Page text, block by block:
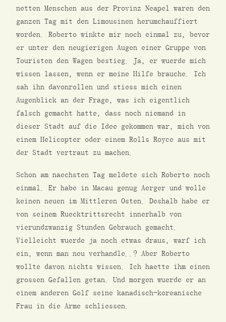
netten Menschen aus der Provinz Neapel waren den
ganzen Tag mit den Limousinen herumchauffiert
worden. Roberto winkte mir noch einmal zu, bevor
er unter den neugierigen Augen einer Gruppe von
Touristen den Wagen bestieg. Ja, er wuerde mich
wissen lassen, wenn er meine Hilfe brauche. Ich
sah ihn davonrollen und stiess mich einen
Augenblick an der Frage, was ich eigentlich
falsch gemacht hatte, dass noch niemand in
dieser Stadt auf die Idee gekommen war, mich von
einem Helicopter oder einem Rolls Royce aus mit
der Stadt vertraut zu machen.
Schon am naechsten Tag meldete sich Roberto noch
einmal. Er habe in Macau genug Aerger und wolle
keinen neuen im Mittleren Osten. Deshalb habe er
von seinem Ruecktrittsrecht innerhalb von
vierundzwanzig Stunden Gebrauch gemacht.
Vielleicht wuerde ja noch etwas draus, warf ich
ein, wenn man neu verhandle..? Aber Roberto
wollte davon nichts wissen. Ich haette ihm einen
grossen Gefallen getan. Und morgen wuerde er an
einem anderen Golf seine kanadisch-koreanische
Frau in die Arme schliessen.